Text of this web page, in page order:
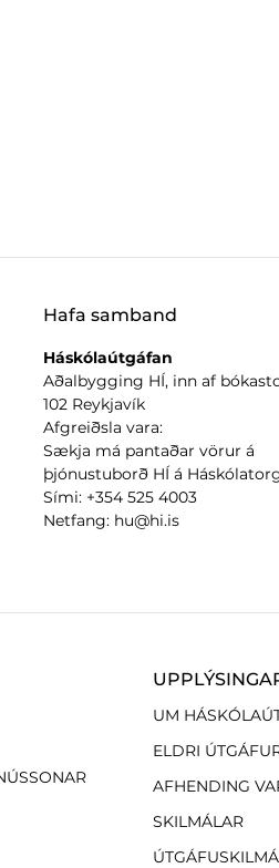
Hafa samband
Háskólaútgáfan
Aðalbygging HÍ, inn af
102 Reykjavík
Afgreiðsla vara:
Sækja má pantaðar vörur á
þjónustuborð HÍ á
Sími: +354 525 4003
Netfang: hu@hi.is
UM
ELDRI
AFHENDING
SKILMÁLAR